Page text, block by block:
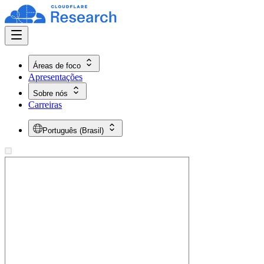
Áreas de foco
Apresentações
Sobre nós
Carreiras
Português (Brasil)